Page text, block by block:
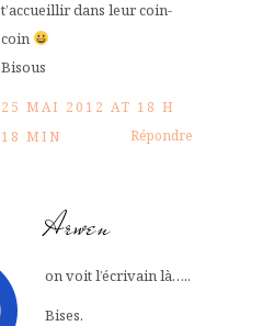
t’accueillir dans leur coin-
coin
Bisous
25 MAI 2012 AT 18 H
18 MIN
Répondre
Arwen
on voit l’écrivain là…..
Bises.